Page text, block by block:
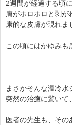
2週間が経過する頃
膚がポロポロと剥
康的な皮膚が現れま
この頃にはかゆみも
まさかそんな温冷水
突然の治癒に驚いて
医者の先生も、その